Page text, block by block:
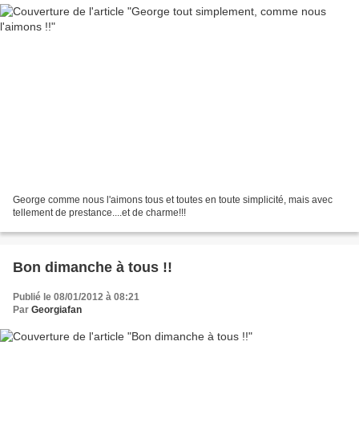
George comme nous l'aimons tous et toutes en toute simplicité, mais avec
tellement de prestance....et de charme!!!
Bon dimanche à tous !!
Publié le 08/01/2012 à 08:21
Par Georgiafan